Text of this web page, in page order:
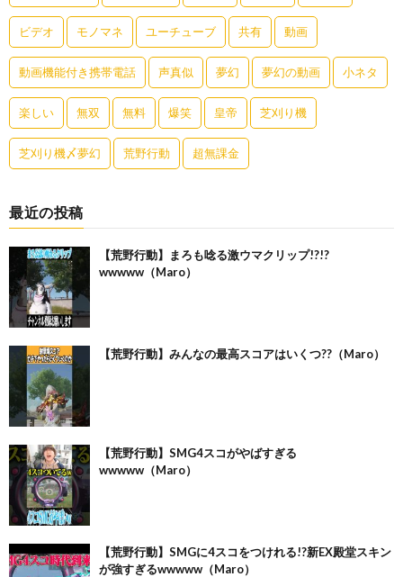
ビデオ モノマネ ユーチューブ 共有 動画
動画機能付き携帯電話 声真似 夢幻 夢幻の動画 小ネタ
楽しい 無双 無料 爆笑 皇帝 芝刈り機
芝刈り機〆夢幻 荒野行動 超無課金
最近の投稿
【荒野行動】まろも唸る激ウマクリップ!?!?
wwwww（Maro）
【荒野行動】みんなの最高スコアはいくつ??（Maro）
【荒野行動】SMG4スコがやばすぎる
wwwww（Maro）
【荒野行動】SMGに4スコをつけれる!?新EX殿堂スキン
が強すぎるwwwww（Maro）